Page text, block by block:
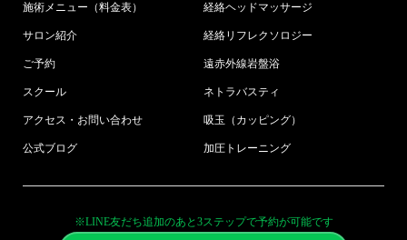
施術メニュー（料金表）
サロン紹介
ご予約
スクール
アクセス・お問い合わせ
公式ブログ
経絡ヘッドマッサージ
経絡リフレクソロジー
遠赤外線岩盤浴
ネトラバスティ
吸玉（カッピング）
加圧トレーニング
※LINE友だち追加のあと3ステップで予約が可能です